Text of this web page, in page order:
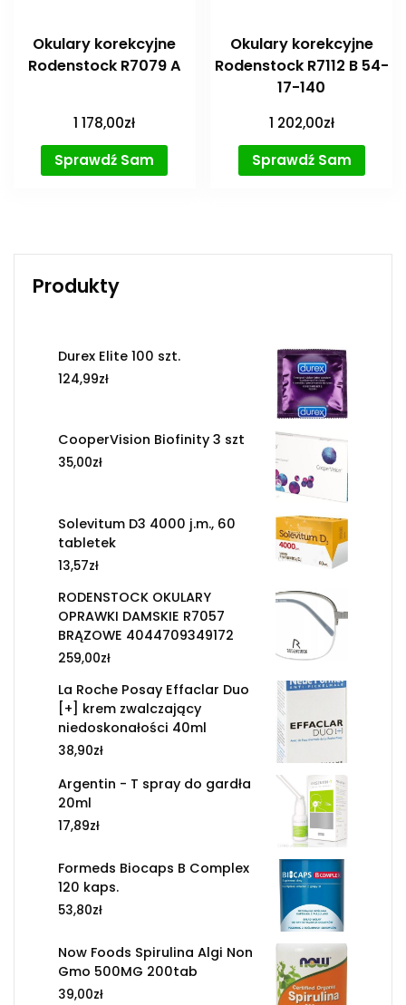
Okulary korekcyjne
Rodenstock R7079 A
1 178,00zł
Sprawdź Sam
Okulary korekcyjne
Rodenstock R7112 B 54-
17-140
1 202,00zł
Sprawdź Sam
Produkty
Durex Elite 100 szt.
124,99zł
CooperVision Biofinity 3 szt
35,00zł
Solevitum D3 4000 j.m., 60
tabletek
13,57zł
RODENSTOCK OKULARY
OPRAWKI DAMSKIE R7057
BRĄZOWE 4044709349172
259,00zł
La Roche Posay Effaclar Duo
[+] krem zwalczający
niedoskonałości 40ml
38,90zł
Argentin - T spray do gardła
20ml
17,89zł
Formeds Biocaps B Complex
120 kaps.
53,80zł
Now Foods Spirulina Algi Non
Gmo 500MG 200tab
39,00zł